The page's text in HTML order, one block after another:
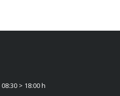
08:30 > 18:00 h